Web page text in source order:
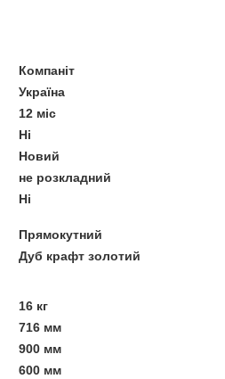
Компаніт
Україна
12 міс
Ні
Новий
не розкладний
Ні
Прямокутний
Дуб крафт золотий
16 кг
716 мм
900 мм
600 мм